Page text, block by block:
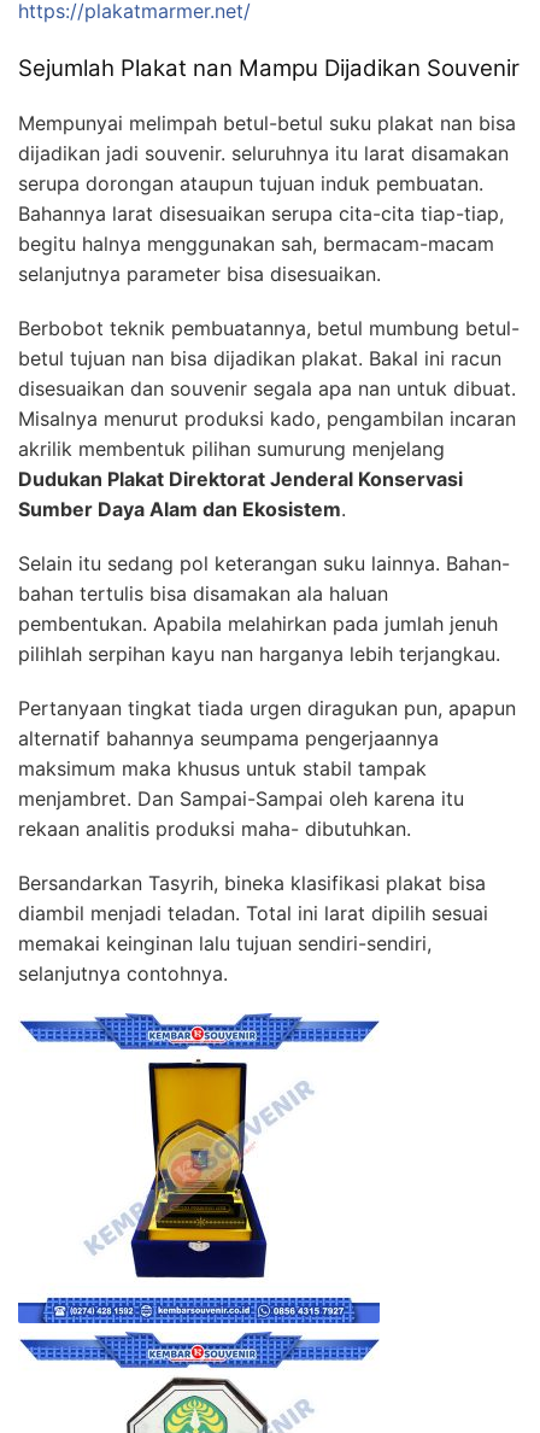
https://plakatmarmer.net/
Sejumlah Plakat nan Mampu Dijadikan Souvenir
Mempunyai melimpah betul-betul suku plakat nan bisa
dijadikan jadi souvenir. seluruhnya itu larat disamakan
serupa dorongan ataupun tujuan induk pembuatan.
Bahannya larat disesuaikan serupa cita-cita tiap-tiap,
begitu halnya menggunakan sah, bermacam-macam
selanjutnya parameter bisa disesuaikan.
Berbobot teknik pembuatannya, betul mumbung betul-
betul tujuan nan bisa dijadikan plakat. Bakal ini racun
disesuaikan dan souvenir segala apa nan untuk dibuat.
Misalnya menurut produksi kado, pengambilan incaran
akrilik membentuk pilihan sumurung menjelang
Dudukan Plakat Direktorat Jenderal Konservasi
Sumber Daya Alam dan Ekosistem.
Selain itu sedang pol keterangan suku lainnya. Bahan-
bahan tertulis bisa disamakan ala haluan
pembentukan. Apabila melahirkan pada jumlah jenuh
pilihlah serpihan kayu nan harganya lebih terjangkau.
Pertanyaan tingkat tiada urgen diragukan pun, apapun
alternatif bahannya seumpama pengerjaannya
maksimum maka khusus untuk stabil tampak
menjambret. Dan Sampai-Sampai oleh karena itu
rekaan analitis produksi maha- dibutuhkan.
Bersandarkan Tasyrih, bineka klasifikasi plakat bisa
diambil menjadi teladan. Total ini larat dipilih sesuai
memakai keinginan lalu tujuan sendiri-sendiri,
selanjutnya contohnya.